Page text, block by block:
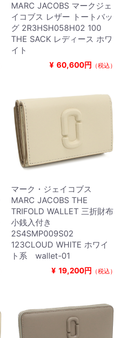
MARC JACOBS マークジェ
イコブス レザー トートバッ
グ 2R3HSH058H02 100
THE SACK レディース ホワ
イト
¥ 60,600円 （税込）
マーク・ジェイコブス
MARC JACOBS THE
TRIFOLD WALLET 三折財布
小銭入付き
2S4SMP009S02
123CLOUD WHITE ホワイ
ト系 wallet-01
¥ 19,200円 （税込）